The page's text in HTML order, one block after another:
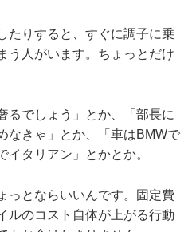
たりすると、すぐに調子に乗
う人がいます。ちょっとだけ
るでしょう」とか、「部長に
なきゃ」とか、「車はBMWで
イタリアン」とかとか。
っとならいいんです。固定費
ルのコスト自体が上がる行動